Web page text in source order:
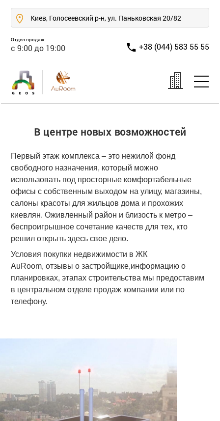
Киев, Голосеевский р-н, ул. Паньковская 20/82
Отдел продаж
с 9:00 до 19:00 +38 (044) 583 55 55
В центре новых возможностей
Первый этаж комплекса – это нежилой фонд
свободного назначения, который можно
использовать под просторные комфортабельные
офисы с собственным выходом на улицу, магазины,
салоны красоты для жильцов дома и прохожих
киевлян. Оживленный район и близость к метро –
беспроигрышное сочетание качеств для тех, кто
решил открыть здесь свое дело.
Условия покупки недвижимости в ЖК
AuRoom, отзывы о застройщике,информацию о
планировках, этапах строительства мы предоставим
в центральном отделе продаж компании или по
телефону.